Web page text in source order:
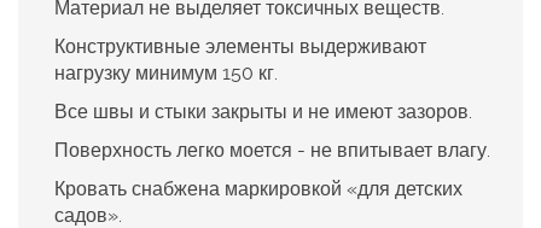
Материал не выделяет токсичных веществ.
Конструктивные элементы выдерживают
нагрузку минимум 150 кг.
Все швы и стыки закрыты и не имеют зазоров.
Поверхность легко моется - не впитывает влагу.
Кровать снабжена маркировкой «для детских
садов».